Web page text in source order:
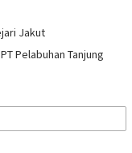
Jakut
Pelabuhan Tanjung